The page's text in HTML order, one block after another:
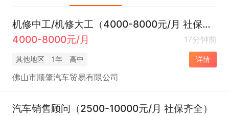
机修中工/机修大工（4000-8000元/月 社保齐全）
4000-8000元/月
17分钟前
其他地区 1年 高中 详情
佛山市顺肇汽车贸易有限公司
汽车销售顾问（2500-10000元/月 社保齐全）